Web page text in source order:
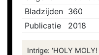
Bladzijden 360
Publicatie
2018
Intrige: ‘HOLY